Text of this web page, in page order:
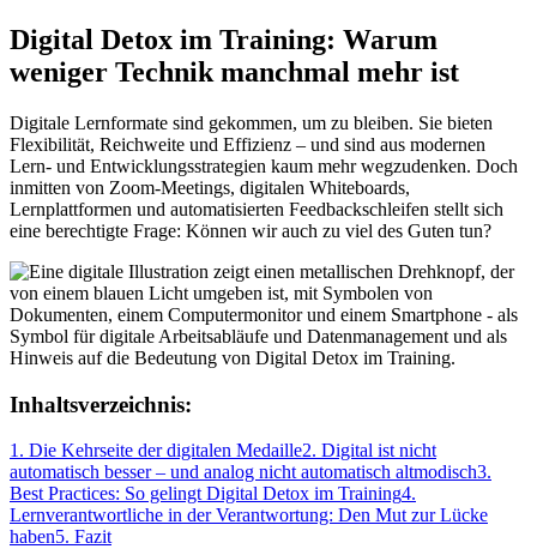
Digital Detox im Training: Warum
weniger Technik manchmal mehr ist
Digitale Lernformate sind gekommen, um zu bleiben. Sie bieten
Flexibilität, Reichweite und Effizienz – und sind aus modernen
Lern- und Entwicklungsstrategien kaum mehr wegzudenken. Doch
inmitten von Zoom-Meetings, digitalen Whiteboards,
Lernplattformen und automatisierten Feedbackschleifen stellt sich
eine berechtigte Frage: Können wir auch zu viel des Guten tun?
Inhaltsverzeichnis:
1. Die Kehrseite der digitalen Medaille2. Digital ist nicht
automatisch besser – und analog nicht automatisch altmodisch3.
Best Practices: So gelingt Digital Detox im Training4.
Lernverantwortliche in der Verantwortung: Den Mut zur Lücke
haben5. Fazit